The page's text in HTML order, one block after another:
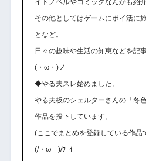
イトノベルやコミックなんかも紹介
その他としてはゲームにポイ活に
となど。
日々の趣味や生活の知恵などを記
(・ω・)ノ
◆やる夫スレ始めました。
やる夫板のシェルターさんの「冬
作品を投下しています。
(ここでまとめを登録している作品
(/・ω・)/ﾜｰｲ